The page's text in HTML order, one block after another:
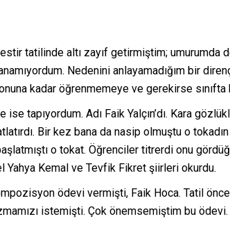
tatilinde altı zayıf getirmiştim; umurumda
Nedenini anlayamadığım bir
kadar öğrenmemeye ve gerekirse
tapıyordum. Adı Faik Yalçın’dı. Kara
Bir kez bana da nasip olmuştu o
o tokat. Öğrenciler titrerdi onu
Yahya Kemal ve Tevfik Fikret şiirleri okurdu.
ödevi vermişti, Faik Hoca. Tatil
istemişti. Çok önemsemiştim bu